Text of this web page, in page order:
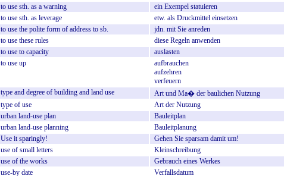
to use sth. as a warning ein Exempel statuieren
to use sth. as leverage etw. als Druckmittel einsetzen
to use the polite form of address to sb. jdn. mit Sie anreden
to use these rules diese Regeln anwenden
to use to capacity
auslasten
to use up
aufbrauchen
aufzehren
verfeuern
type and degree of building and land use Art und Ma� der baulichen Nutzung
type of use Art der Nutzung
urban land-use plan
Bauleitplan
urban land-use planning
Bauleitplanung
Use it sparingly! Gehen Sie sparsam damit um!
use of small letters
Kleinschreibung
use of the works Gebrauch eines Werkes
use-by date Verfallsdatum